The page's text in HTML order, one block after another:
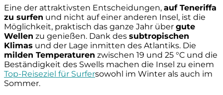
Eine der attraktivsten Entscheidungen, auf Teneriffa
zu surfen und nicht auf einer anderen Insel, ist die
Möglichkeit, praktisch das ganze Jahr über gute
Wellen zu genießen. Dank des subtropischen
Klimas und der Lage inmitten des Atlantiks. Die
milden Temperaturen zwischen 19 und 25 °C und die
Beständigkeit des Swells machen die Insel zu einem
Top-Reiseziel für Surfersowohl im Winter als auch im
Sommer.